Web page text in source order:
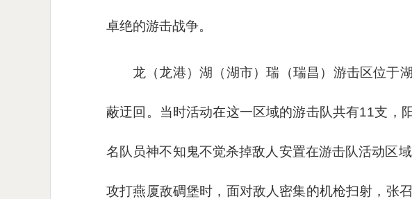
卓绝的游击战争。
龙（龙港）湖（湖市）瑞（瑞昌）游击区位于
蔽迂回。当时活动在这一区域的游击队共有11支，
名队员神不知鬼不觉杀掉敌人安置在游击队活动区
攻打燕厦敌碉堡时，面对敌人密集的机枪扫射，张